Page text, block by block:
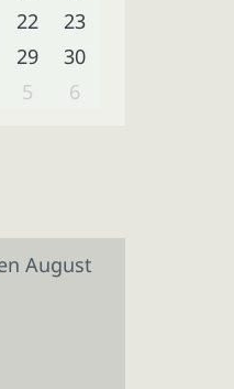
22
23
29
30
5 6
August